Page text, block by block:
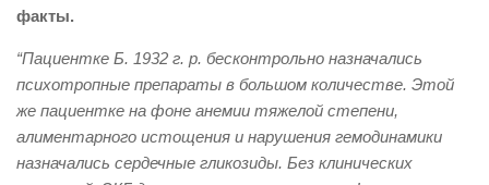
факты.
“Пациентке Б. 1932 г. р. бесконтрольно назначались
психотропные препараты в большом количестве. Этой
же пациентке на фоне анемии тяжелой степени,
алиментарного истощения и нарушения гемодинамики
назначались сердечные гликозиды. Без клинических